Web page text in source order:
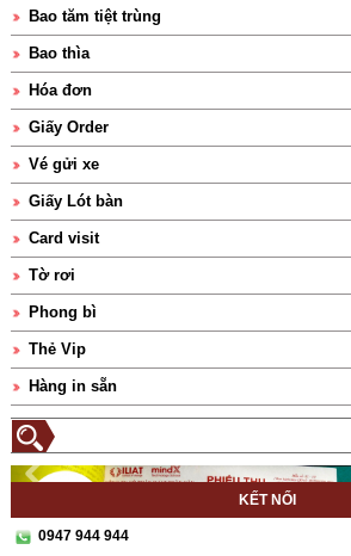
Bao tăm tiệt trùng
Bao thìa
Hóa đơn
Giấy Order
Vé gửi xe
Giấy Lót bàn
Card visit
Tờ rơi
Phong bì
Thẻ Vip
Hàng in sẵn
KẾT NỐI
0947 944 944